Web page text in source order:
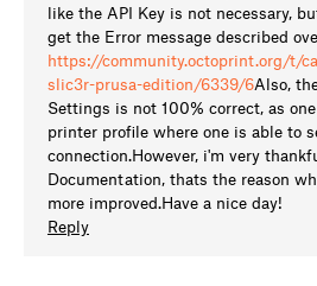
like the API Key is not necessary,
get the Error message described
https://community.octoprint.org/t/
slic3r-prusa-edition/6339/6Also,
Settings is not 100% correct, as
printer profile where one is able to
connection.However, i'm very
Documentation, thats the reason
more improved.Have a nice day!
Reply